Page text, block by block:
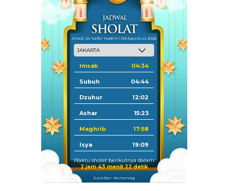
Ahad, 24 Safar 1448 H / 09 Agustus 2026
Imsak 04:34
Subuh 04:44
Dzuhur 12:02
Ashar 15:23
Maghrib 17:58
Isya 19:09
Waktu sholat berikutnya dalam:
2 jam 43 menit 21 detik
Sumber: Kemenag